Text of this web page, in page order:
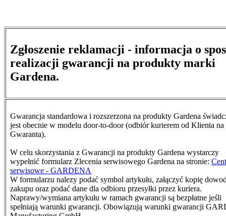
Zgłoszenie reklamacji - informacja o
realizacji gwarancji na produkty marki
Gardena.
Gwarancja standardowa i rozszerzona na produkty Gardena
jest obecnie w modelu door-to-door (odbiór kurierem od Klienta na
Gwaranta).
W celu skorzystania z Gwarancji na produkty Gardena wystarczy
wypełnić formularz Zlecenia serwisowego Gardena na stronie:
serwisowe - GARDENA
W formularzu nalezy podać symbol artykułu, załączyć kopię
zakupu oraz podać dane dla odbioru przesyłki przez kuriera.
Naprawy/wymiana artykułu w ramach gwarancji są bezpłatne jeśli
spełniają warunki gwarancji. Obowiązują warunki gwarancji